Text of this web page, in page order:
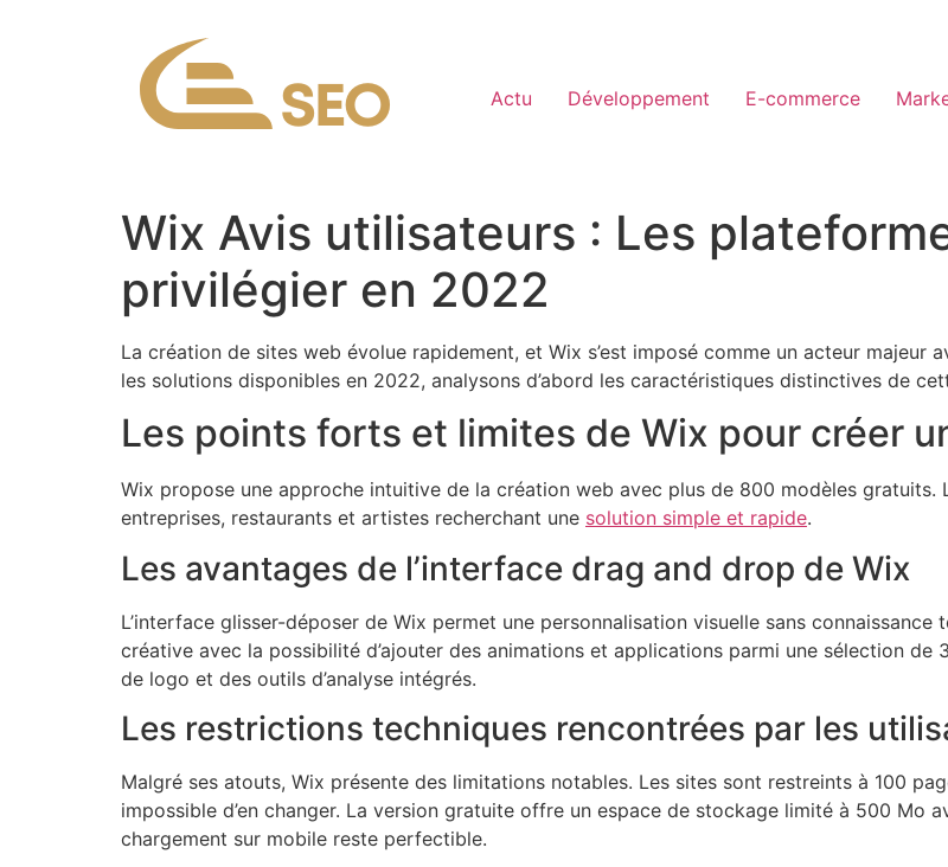
Actu Développement E-commerce
Wix Avis utilisateurs : Les
privilégier en 2022
La création de sites web évolue rapidement, et Wix s’est imposé comme un acteur majeur
les solutions disponibles en 2022, analysons d’abord les caractéristiques distinctives de
Les points forts et limites de Wix pour créer
Wix propose une approche intuitive de la création web avec plus de 800 modèles gratuits.
entreprises, restaurants et artistes recherchant une solution simple et rapide.
Les avantages de l’interface drag and drop de Wix
L’interface glisser-déposer de Wix permet une personnalisation visuelle sans
créative avec la possibilité d’ajouter des animations et applications parmi une sélection
de logo et des outils d’analyse intégrés.
Les restrictions techniques rencontrées par les
Malgré ses atouts, Wix présente des limitations notables. Les sites sont restreints à 100
impossible d’en changer. La version gratuite offre un espace de stockage limité à 500 Mo
chargement sur mobile reste perfectible.